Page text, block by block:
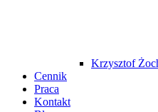
Krzysztof
Cennik
Praca
Kontakt